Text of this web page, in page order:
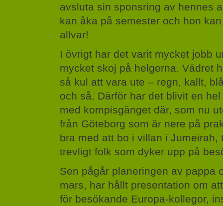
avsluta sin sponsring av hennes
kan åka på semester och hon
allvar!
I övrigt har det varit mycket jobb
mycket skoj på helgerna. Vädret
så kul att vara ute – regn, kallt,
och så. Därför har det blivit en
med kompisgänget där, som nu
från Göteborg som är nere på
bra med att bo i villan i Jumeirah,
trevligt folk som dyker upp på
Sen pågår planeringen av pappa
mars, har hållt presentation om
för besökande Europa-kollegor,